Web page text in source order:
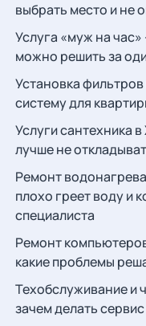
выбрать место и не
Услуга «муж на
можно решить за
Установка
систему для
Услуги сантехника
лучше не
Ремонт
плохо греет воду и
специалиста
Ремонт
какие проблемы
Техобслуживание и
зачем делать